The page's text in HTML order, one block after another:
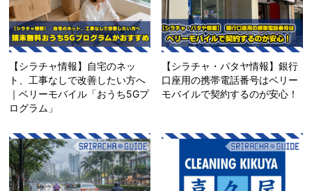
【シラチャ情報】自宅のネッ
ト、工事なしで改善したい方へ
｜ベリーモバイル「おうち5Gプ
ログラム」
【シラチャ・パタヤ情報】銀行
口座用の携帯電話番号はベリー
モバイルで契約するのが安心！